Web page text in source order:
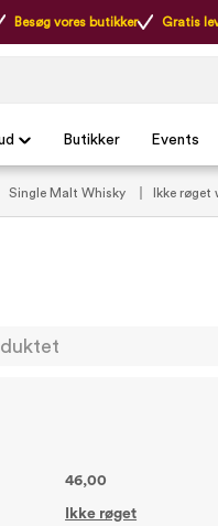
Besøg vores butikker Gratis
Butikker Events
Single Malt Whisky Ikke røget
46,00
Ikke røget